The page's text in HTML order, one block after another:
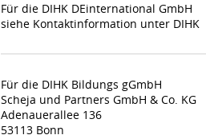
Für die DIHK DEinternational GmbH
siehe Kontaktinformation unter DIHK
Für die DIHK Bildungs gGmbH
Scheja und Partners GmbH & Co. KG
Adenauerallee 136
53113 Bonn